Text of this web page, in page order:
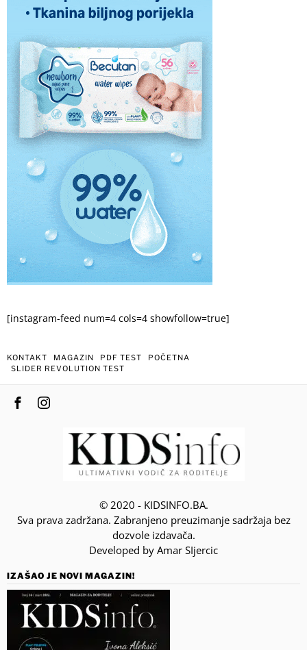
[instagram-feed num=4 cols=4 showfollow=true]
KONTAKT MAGAZIN PDF TEST
POČETNA
SLIDER REVOLUTION TEST
© 2020 - KIDSINFO.BA.
Sva prava zadržana. Zabranjeno preuzimanje sadržaja bez
dozvole izdavača.
Developed by Amar SIjercic
IZAŠAO JE NOVI MAGAZIN!